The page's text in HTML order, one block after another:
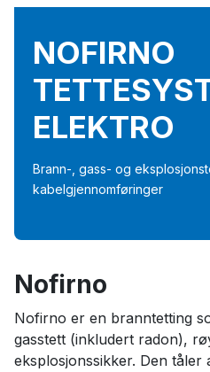
NOFIRNO
ELEKTRO
Brann-, gass- og
kabelgjennomføringer
Nofirno
Nofirno er en branntetting
gasstett (inkludert radon),
eksplosjonssikker. Den